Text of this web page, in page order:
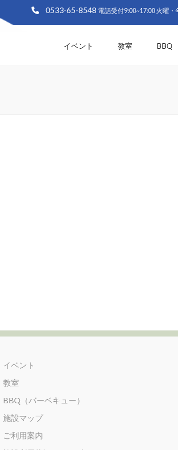
0533-65-8548
緑地「ラグーナビーチ」
イベント 教室 BBQ
イベント
教室
BBQ（バーベキュー）
施設マップ
ご利用案内